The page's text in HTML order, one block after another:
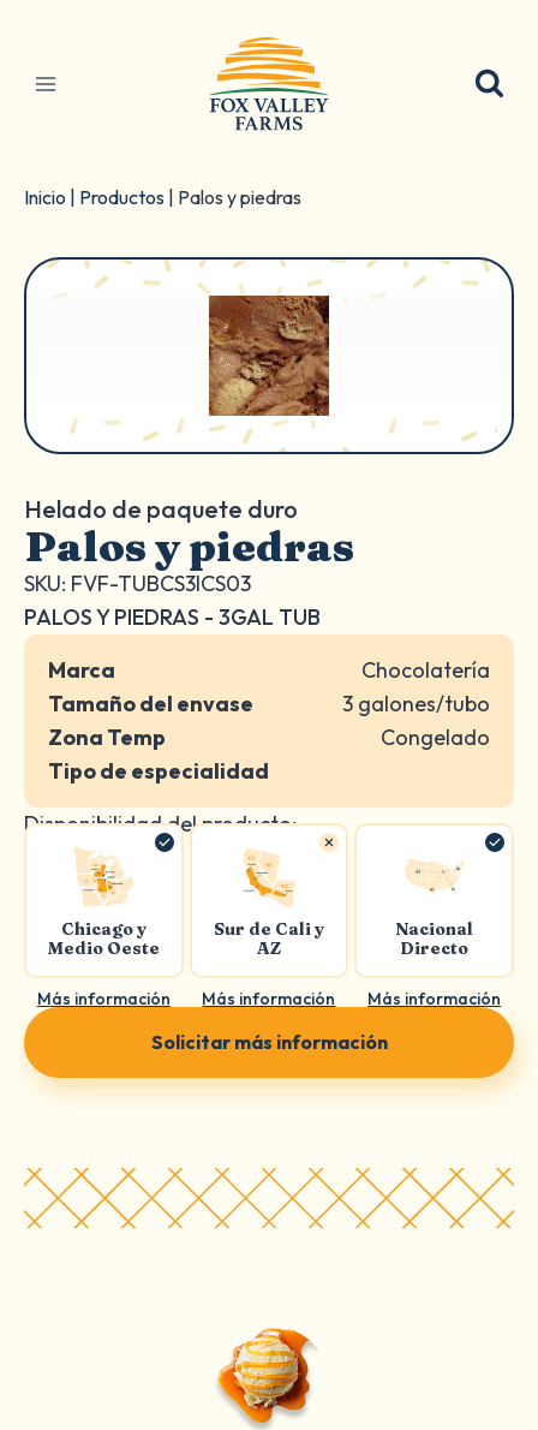
contenido
Inicio Productos Palos y piedras
Helado de paquete duro
Palos y piedras
SKU: FVF-TUBCS3ICS03
PALOS Y PIEDRAS - 3GAL TUB
Marca
Chocolatería
Tamaño del envase
3 galones/tubo
Zona Temp
Congelado
Tipo de especialidad
Disponibilidad del producto:
Chicago y
Medio Oeste
Más información
Sur de Cali y
AZ
Más información
Nacional
Directo
Más información
Solicitar más información